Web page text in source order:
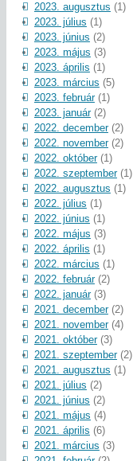
2023. augusztus (1)
2023. július (1)
2023. június (2)
2023. május (3)
2023. április (1)
2023. március (5)
2023. február(1)
2023. január(2)
2022. december(2)
2022. november(2)
2022. október(1)
2022. szeptember(1)
2022. augusztus (1)
2022. július (1)
2022. június (1)
2022. május (3)
2022. április (1)
2022. március (1)
2022. február(2)
2022. január(3)
2021. december(2)
2021. november(4)
2021. október(3)
2021. szeptember(2)
2021. augusztus (1)
2021. július (2)
2021. június (2)
2021. május (4)
2021. április (6)
2021. március (3)